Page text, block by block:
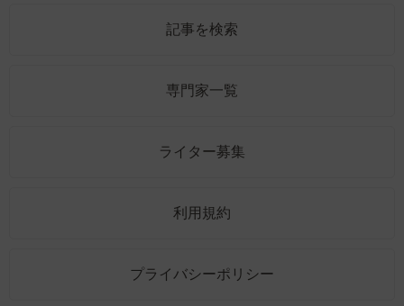
記事を検索
専門家一覧
ライター募集
利用規約
プライバシーポリシー